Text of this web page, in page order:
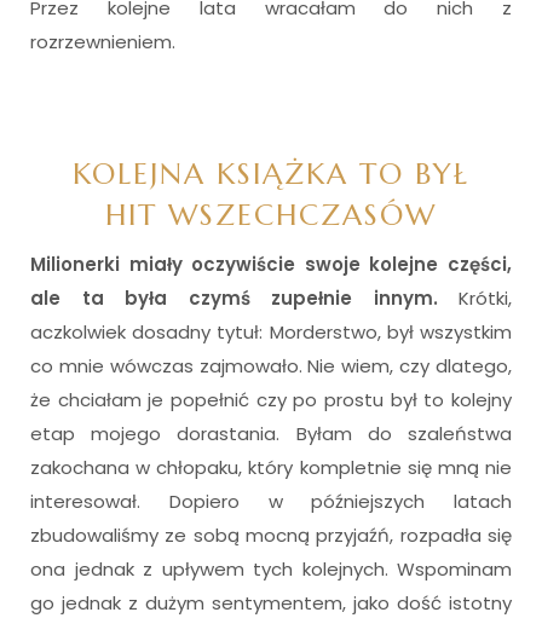
Przez kolejne lata wracałam do nich z
rozrzewnieniem.
KOLEJNA KSIĄŻKA TO BYŁ
HIT WSZECHCZASÓW
Milionerki miały oczywiście swoje kolejne części,
ale ta była czymś zupełnie innym. Krótki,
aczkolwiek dosadny tytuł: Morderstwo, był wszystkim
co mnie wówczas zajmowało. Nie wiem, czy dlatego,
że chciałam je popełnić czy po prostu był to kolejny
etap mojego dorastania. Byłam do szaleństwa
zakochana w chłopaku, który kompletnie się mną nie
interesował. Dopiero w późniejszych latach
zbudowaliśmy ze sobą mocną przyjaźń, rozpadła się
ona jednak z upływem tych kolejnych. Wspominam
go jednak z dużym sentymentem, jako dość istotny